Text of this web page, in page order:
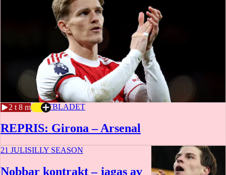
2 t 8 m
21 JULISPORTBLADET
REPRIS: Girona – Arsenal
21 JULISILLY SEASON
Nobbar kontrakt – jagas av